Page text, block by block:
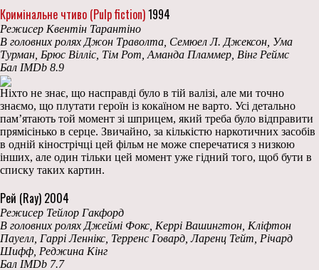
Кримінальне чтиво (Pulp fiction)1994
Режисер Квентін Тарантіно
В головних ролях Джон Траволта, Семюел Л. Джексон, Ума
Турман, Брюс Вілліс, Тім Рот, Аманда Пламмер, Вінг Реймс
Бал IMDb 8.9
Ніхто не знає, що насправді було в тій валізі, але ми точно
знаємо, що плутати героїн із кокаїном не варто. Усі детально
пам’ятають той момент зі шприцем, який треба було відправити
прямісінько в серце. Звичайно, за кількістю наркотичних засобів
в одній кінострічці цей фільм не може сперечатися з низкою
інших, але один тільки цей момент уже гідний того, щоб бути в
списку таких картин.
Рей (Ray) 2004
Режисер Тейлор Гакфорд
В головних ролях Джеймі Фокс, Керрі Вашингтон, Кліфтон
Пауелл, Гаррі Леннікс, Терренс Говард, Ларенц Тейт, Річард
Шифф, Реджина Кінг
Бал IMDb 7.7